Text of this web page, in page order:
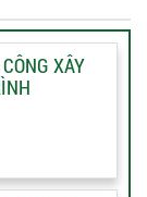
XÂY